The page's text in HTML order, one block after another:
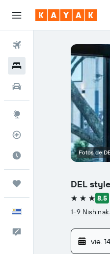
Comentarios
DEL
3 estrellas
8,5
1-9
vie.
Fotos de